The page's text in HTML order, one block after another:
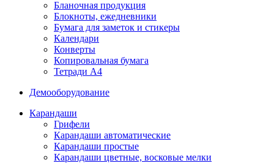
Бланочная продукция
Блокноты, ежедневники
Бумага для заметок и стикеры
Календари
Конверты
Копировальная бумага
Тетради А4
Демооборудование
Карандаши
Грифели
Карандаши автоматические
Карандаши простые
Карандаши цветные, восковые мелки